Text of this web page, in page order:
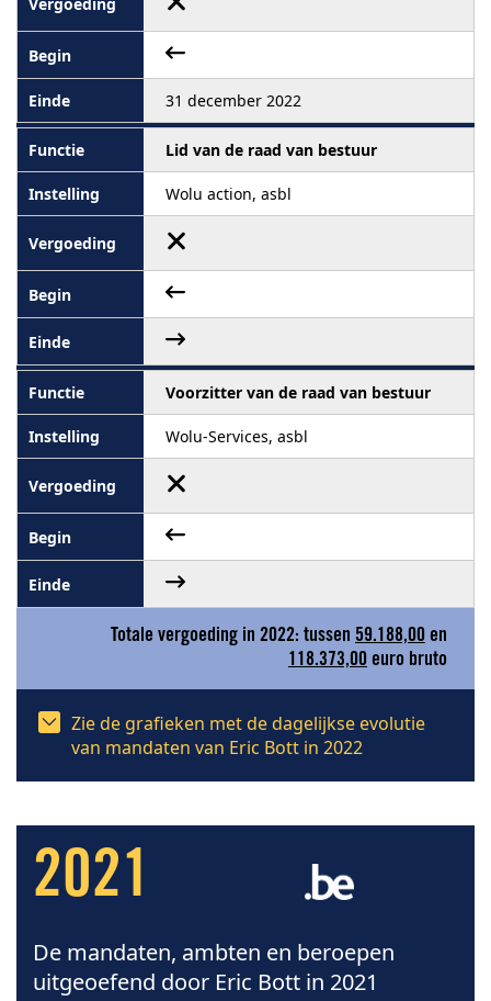
31 december 2022
Lid van de raad van bestuur
Wolu action, asbl
Voorzitter van de raad van bestuur
Wolu-Services, asbl
Totale vergoeding in 2022: tussen 59.188,00 en
118.373,00 euro bruto
Zie de grafieken met de dagelijkse evolutie
van mandaten van Eric Bott in 2022
2021
De mandaten, ambten en beroepen
uitgeoefend door Eric Bott in 2021